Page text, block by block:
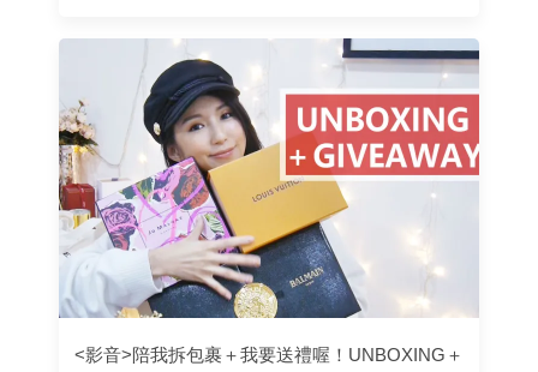
<影音>陪我拆包裹＋我要送禮喔！UNBOXING＋